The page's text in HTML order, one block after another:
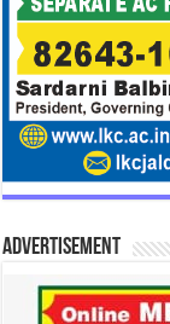
Advertisement